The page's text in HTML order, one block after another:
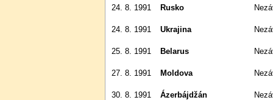
24. 8. 1991 Rusko
24. 8. 1991 Ukrajina
25. 8. 1991 Belarus
27. 8. 1991 Moldova
30. 8. 1991 Ázerbájdžán